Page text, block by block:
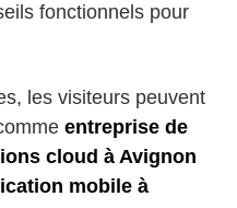
fonctionnels pour
les visiteurs peuvent
entreprise de
cloud à Avignon
mobile à